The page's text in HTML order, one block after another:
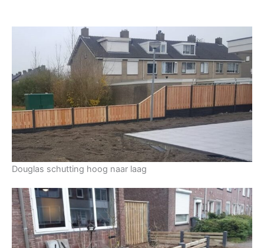
Douglas schutting hoog naar laag